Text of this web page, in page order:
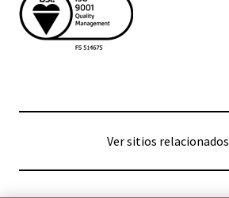
Ver sitios relacionados